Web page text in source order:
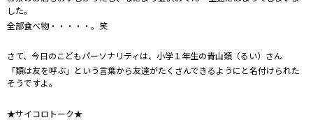
ショッピング
お問い合わせ
した。
全部食べ物・・・・・。笑
さて、今日のこどもパーソナリティは、小学１年生の青山類（るい）さん
「類は友を呼ぶ」という言葉から友達がたくさんできるようにと名付けられた
そうですよ。
★サイコロトーク★